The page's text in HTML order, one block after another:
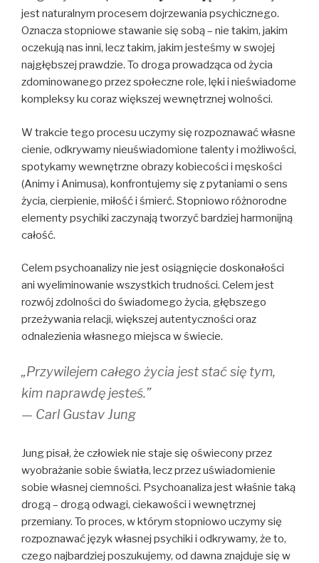
jest naturalnym procesem dojrzewania psychicznego.
Oznacza stopniowe stawanie się sobą – nie takim, jakim
oczekują nas inni, lecz takim, jakim jesteśmy w swojej
najgłębszej prawdzie. To droga prowadząca od życia
zdominowanego przez społeczne role, lęki i nieświadome
kompleksy ku coraz większej wewnętrznej wolności.
W trakcie tego procesu uczymy się rozpoznawać własne
cienie, odkrywamy nieuświadomione talenty i możliwości,
spotykamy wewnętrzne obrazy kobiecości i męskości
(Animy i Animusa), konfrontujemy się z pytaniami o sens
życia, cierpienie, miłość i śmierć. Stopniowo różnorodne
elementy psychiki zaczynają tworzyć bardziej harmonijną
całość.
Celem psychoanalizy nie jest osiągnięcie doskonałości
ani wyeliminowanie wszystkich trudności. Celem jest
rozwój zdolności do świadomego życia, głębszego
przeżywania relacji, większej autentyczności oraz
odnalezienia własnego miejsca w świecie.
„Przywilejem całego życia jest stać się tym,
kim naprawdę jesteś.”
— Carl Gustav Jung
Jung pisał, że człowiek nie staje się oświecony przez
wyobrażanie sobie światła, lecz przez uświadomienie
sobie własnej ciemności. Psychoanaliza jest właśnie taką
drogą – drogą odwagi, ciekawości i wewnętrznej
przemiany. To proces, w którym stopniowo uczymy się
rozpoznawać język własnej psychiki i odkrywamy, że to,
czego najbardziej poszukujemy, od dawna znajduje się w